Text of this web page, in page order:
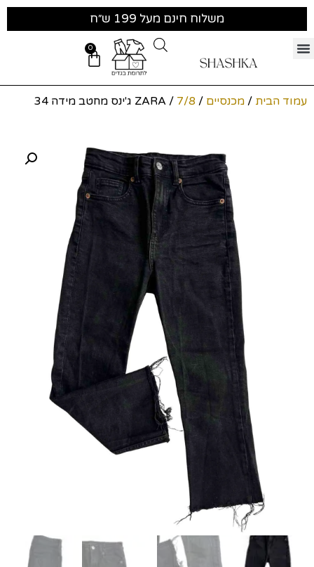
משלוח חינם מעל 199 ש״ח
0
עמוד הבית / מכנסיים /
7/8 / ZARA ג'ינס מחטב מידה 34